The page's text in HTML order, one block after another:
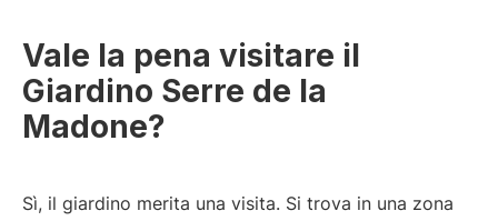
Vale la pena visitare il
Giardino Serre de la
Madone?
Sì, il giardino merita una visita. Si trova in una zona